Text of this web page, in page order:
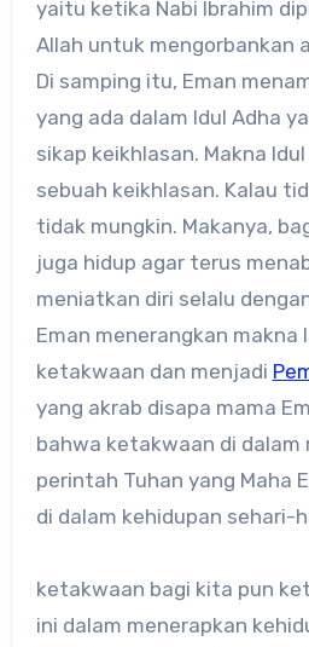
yaitu ketika Nabi Ibrahim
Allah untuk mengorbankan
Di samping itu, Eman
yang ada dalam Idul Adha
sikap keikhlasan. Makna
sebuah keikhlasan. Kalau
tidak mungkin. Makanya,
juga hidup agar terus
meniatkan diri selalu
Eman menerangkan
ketakwaan dan menjadi
yang akrab disapa mama
bahwa ketakwaan di dalam
perintah Tuhan yang Maha
di dalam kehidupan sehari-
ketakwaan bagi kita pun
ini dalam menerapkan